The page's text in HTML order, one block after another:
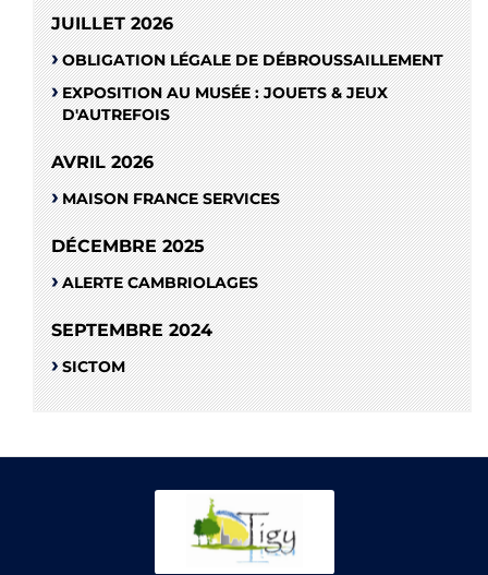
JUILLET 2026
OBLIGATION LÉGALE DE DÉBROUSSAILLEMENT
EXPOSITION AU MUSÉE : JOUETS & JEUX
D'AUTREFOIS
AVRIL 2026
MAISON FRANCE SERVICES
DÉCEMBRE 2025
ALERTE CAMBRIOLAGES
SEPTEMBRE 2024
SICTOM